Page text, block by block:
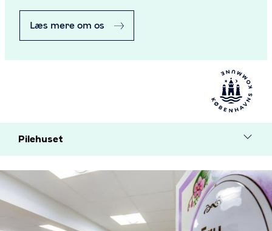
Læs mere om os
Pilehuset
Billede